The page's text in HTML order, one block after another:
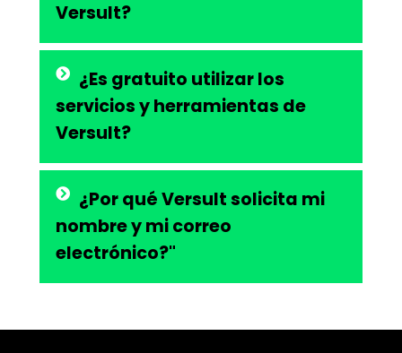
Versult?
¿Es gratuito utilizar los
servicios y herramientas de
Versult?
¿Por qué Versult solicita mi
nombre y mi correo
electrónico?"